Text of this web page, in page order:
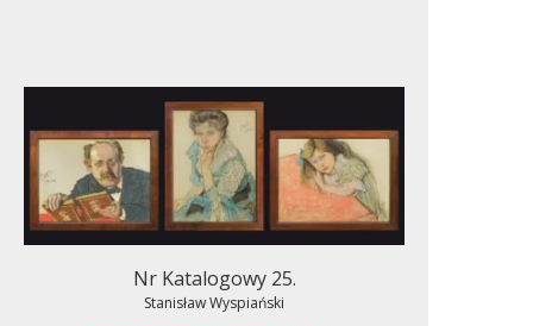
Nr Katalogowy 25.
Stanisław Wyspiański